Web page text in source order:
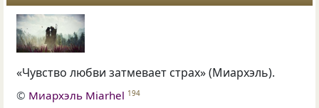
«Чувство любви затмевает страх» (Миархэль).
© Миархэль Miarhel 194